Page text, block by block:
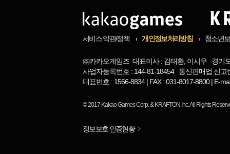
서비스 약관/정책 개인정보처리방침 청소년
㈜카카오게임즈 대표이사 : 김태환, 이시우 경기
사업자등록번호 : 144-81-18454 통신판매업 신고
대표번호 : 1566-8834 | FAX : 031-8017-8800 | E-
© 2017 Kakao Games Corp.& KRAFTON Inc.All Rights
정보보호 인증현황